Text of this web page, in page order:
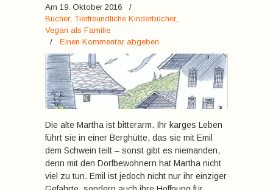
Am 19. Oktober 2016
/
Bücher, Tierfreundliche Kinderbücher,
Vegan als Familie
/ Einen Kommentar abgeben
Die alte Martha ist bitterarm. Ihr karges Leben
führt sie in einer Berghütte, das sie mit Emil
dem Schwein teilt – sonst gibt es niemanden,
denn mit den Dorfbewohnern hat Martha nicht
viel zu tun. Emil ist jedoch nicht nur ihr einziger